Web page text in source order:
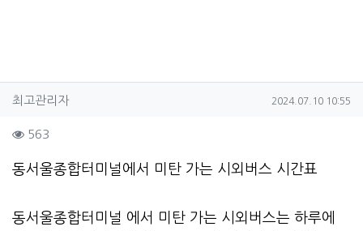
작성자 정보
최고관리자작성 작성일
2024.07.10 10:55
컨텐츠 정보
563
본문
동서울종합터미널에서 미탄 가는 시외버스 시간표
동서울종합터미널 에서 미탄 가는 시외버스는 하루에